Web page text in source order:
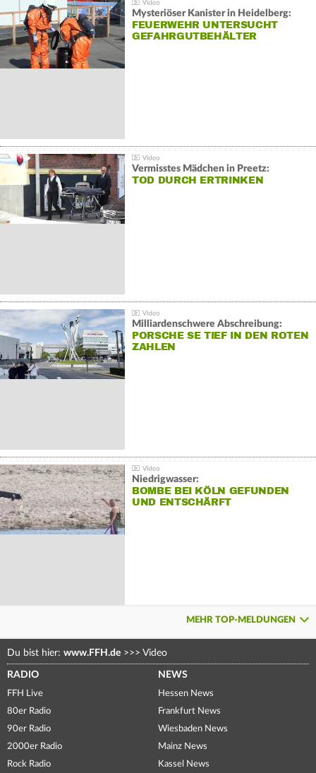
Mysteriöser Kanister in Heidelberg:
FEUERWEHR UNTERSUCHT
GEFAHRGUTBEHÄLTER
Vermisstes Mädchen in Preetz:
TOD DURCH ERTRINKEN
Milliardenschwere Abschreibung:
PORSCHE SE TIEF IN DEN ROTEN
ZAHLEN
Niedrigwasser:
BOMBE BEI KÖLN GEFUNDEN
UND ENTSCHÄRFT
MEHR TOP-MELDUNGEN
Du bist hier: www.FFH.de >>> Video
RADIO
FFH Live
80er Radio
90er Radio
2000er Radio
Rock Radio
NEWS
Hessen News
Frankfurt News
Wiesbaden News
Mainz News
Kassel News